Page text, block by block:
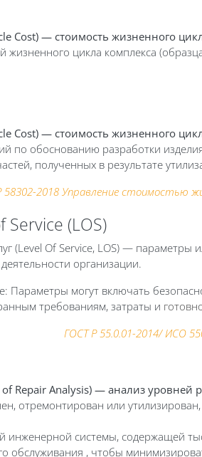
Cost) —стоимость жизненного
жизненного цикла комплекса
Cost) — стоимость жизненного
по обоснованию разработки
полученных в результате
58302-2018 Управление стоимостью
Service (LOS)
(Level Of Service, LOS) — параметры
организации.
Параметры могут включать
требованиям, затраты и
ГОСТ Р 55.0.01-2014/ ИСО
of Repair Analysis) — анализ уровней
отремонтирован или
инженерной системы, содержащей
обслуживания , чтобы